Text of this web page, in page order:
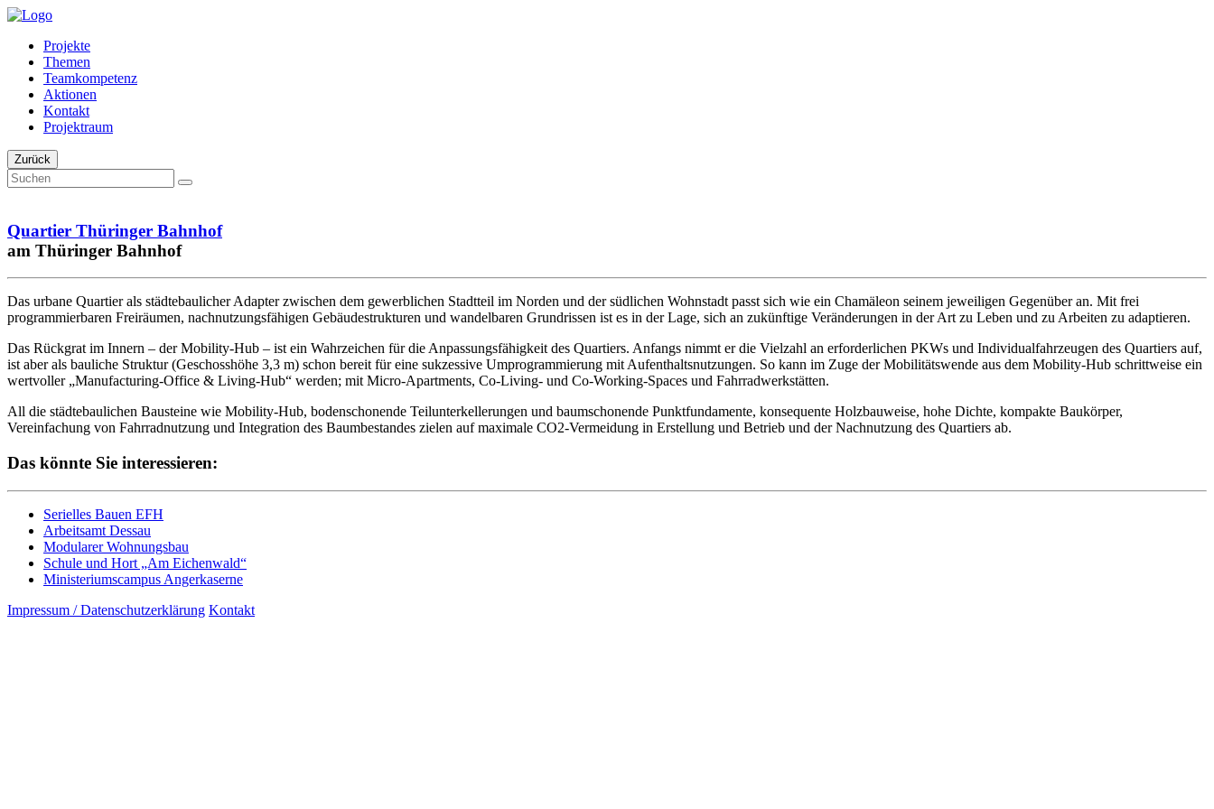
Projekte
Themen
Teamkompetenz
Aktionen
Kontakt
Projektraum
Zurück
Quartier Thüringer Bahnhof
am Thüringer Bahnhof
Das urbane Quartier als städtebaulicher Adapter zwischen dem gewerblichen Stadtteil im Norden und der südlichen Wohnstadt passt sich wie ein Chamäleon seinem jeweiligen Gegenüber an. Mit frei
programmierbaren Freiräumen, nachnutzungsfähigen Gebäudestrukturen und wandelbaren Grundrissen ist es in der Lage, sich an zukünftige Veränderungen in der Art zu Leben und zu Arbeiten zu adaptieren.
Das Rückgrat im Innern – der Mobility-Hub – ist ein Wahrzeichen für die Anpassungsfähigkeit des Quartiers. Anfangs nimmt er die Vielzahl an erforderlichen PKWs und Individualfahrzeugen des Quartiers auf,
ist aber als bauliche Struktur (Geschosshöhe 3,3 m) schon bereit für eine sukzessive Umprogrammierung mit Aufenthaltsnutzungen. So kann im Zuge der Mobilitätswende aus dem Mobility-Hub schrittweise ein
wertvoller „Manufacturing-Office & Living-Hub“ werden; mit Micro-Apartments, Co-Living- und Co-Working-Spaces und Fahrradwerkstätten.
All die städtebaulichen Bausteine wie Mobility-Hub, bodenschonende Teilunterkellerungen und baumschonende Punktfundamente, konsequente Holzbauweise, hohe Dichte, kompakte Baukörper,
Vereinfachung von Fahrradnutzung und Integration des Baumbestandes zielen auf maximale CO2-Vermeidung in Erstellung und Betrieb und der Nachnutzung des Quartiers ab.
Das könnte Sie interessieren:
Serielles Bauen EFH
Arbeitsamt Dessau
Modularer Wohnungsbau
Schule und Hort „Am Eichenwald“
Ministeriumscampus Angerkaserne
Impressum / Datenschutzerklärung Kontakt